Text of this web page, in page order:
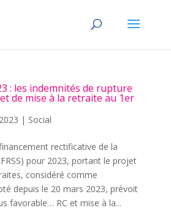
: les indemnités de rupture
de mise à la retraite au 1er
| Social
rectificative de la
pour 2023, portant le projet
considéré comme
depuis le 20 mars 2023, prévoit
favorable… RC et mise à la...